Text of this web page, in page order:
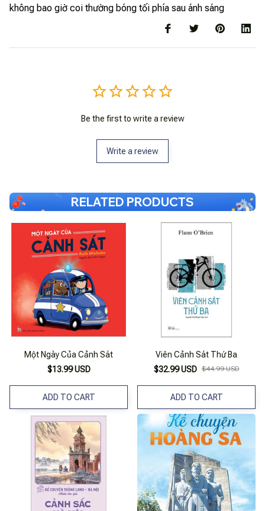
không bao giờ coi thường bóng tối phía sau ánh sáng
Be the first to write a review
Write a review
RELATED PRODUCTS
Một Ngày Của Cảnh Sát
$13.99 USD
ADD TO CART
Viên Cảnh Sát Thứ Ba
$32.99 USD $44.99 USD
ADD TO CART